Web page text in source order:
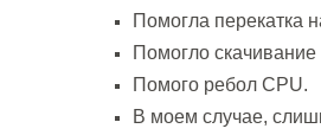
Помогла перекатка
Помогло
Помого ребол CPU.
В моем случае,